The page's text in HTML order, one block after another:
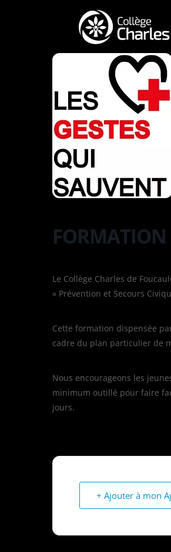
FORMATION
Le Collège Charles de
« Prévention et Secours
Cette formation dispensée
cadre du plan particulier de
Nous encourageons les
minimum outillé pour faire
jours.
+ Ajouter à mon